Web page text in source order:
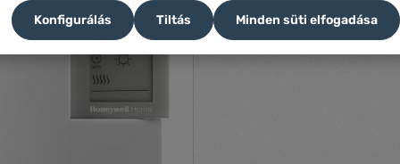
Tiltás
Konfigurálás Minden süti elfogadása